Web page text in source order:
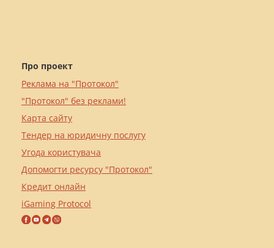
Про проект
Реклама на "Протокол"
"Протокол" без реклами!
Карта сайту
Тендер на юридичну послугу
Угода користувача
Допомогти ресурсу "Протокол"
Кредит онлайн
iGaming Protocol